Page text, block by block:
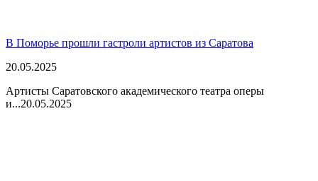
В Поморье прошли гастроли артистов из Саратова
20.05.2025
Артисты Саратовского академического театра оперы
и...20.05.2025